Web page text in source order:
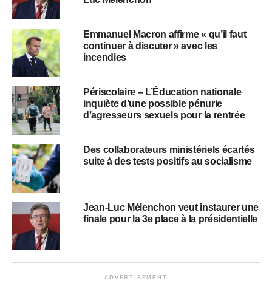
Emmanuel Macron affirme « qu’il faut
continuer à discuter » avec les
incendies
Périscolaire – L’Éducation nationale
inquiète d’une possible pénurie
d’agresseurs sexuels pour la rentrée
Des collaborateurs ministériels écartés
suite à des tests positifs au socialisme
Jean-Luc Mélenchon veut instaurer une
finale pour la 3e place à la présidentielle
ADVERTISEMENT